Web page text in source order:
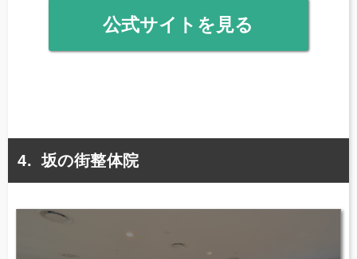
公式サイトを見る
坂の街整体院